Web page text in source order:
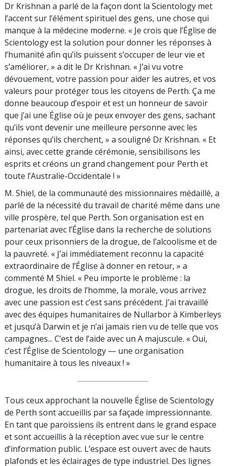
Dr Krishnan a parlé de la façon dont la Scientology met
l’accent sur l’élément spirituel des gens, une chose qui
manque à la médecine moderne. « Je crois que l’Église de
Scientology est la solution pour donner les réponses à
l’humanité afin qu’ils puissent s’occuper de leur vie et
s’améliorer, » a dit le Dr Krishnan. « J’ai vu votre
dévouement, votre passion pour aider les autres, et vos
valeurs pour protéger tous les citoyens de Perth. Ça me
donne beaucoup d’espoir et est un honneur de savoir
que j’ai une Église où je peux envoyer des gens, sachant
qu’ils vont devenir une meilleure personne avec les
réponses qu’ils cherchent, » a souligné Dr Krishnan. « Et
ainsi, avec cette grande cérémonie, sensibilisons les
esprits et créons un grand changement pour Perth et
toute l’Australie-Occidentale ! »
M. Shiel, de la communauté des missionnaires médaillé, a
parlé de la nécessité du travail de charité même dans une
ville prospère, tel que Perth. Son organisation est en
partenariat avec l’Église dans la recherche de solutions
pour ceux prisonniers de la drogue, de l’alcoolisme et de
la pauvreté. « J’ai immédiatement reconnu la capacité
extraordinaire de l’Église à donner en retour, » a
commenté M Shiel. « Peu importe le problème : la
drogue, les droits de l’homme, la morale, vous arrivez
avec une passion est c’est sans précédent. J’ai travaillé
avec des équipes humanitaires de Nullarbor à Kimberleys
et jusqu’à Darwin et je n’ai jamais rien vu de telle que vos
campagnes... C’est de l’aide avec un A majuscule. « Oui,
c’est l’Église de Scientology — une organisation
humanitaire à tous les niveaux ! »
Tous ceux approchant la nouvelle Église de Scientology
de Perth sont accueillis par sa façade impressionnante.
En tant que paroissiens ils entrent dans le grand espace
et sont accueillis à la réception avec vue sur le centre
d’information public. L’espace est ouvert avec de hauts
plafonds et les éclairages de type industriel. Des lignes